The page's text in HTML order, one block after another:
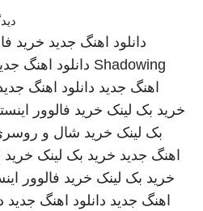
دانلود اهنگ جدید خرید
Shadowing دانلود اهنگ
اهنگ جدید دانلود اهنگ
خرید بک لینک خرید فالوور
بک لینک خرید شال و
اهنگ جدید خرید بک لینک خرید
خرید بک لینک خرید فالوور
اهنگ جدید دانلود اهنگ جدید